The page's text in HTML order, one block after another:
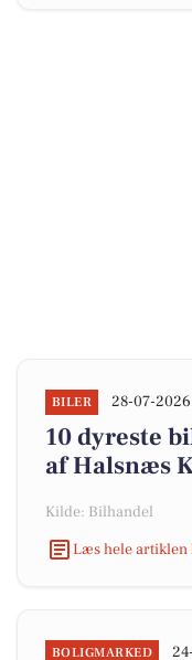
BILER 28-07-2026
10 dyreste
af Halsnæs
Kilde: Bilhandel
Læs hele artiklen
BOLIGMARKED